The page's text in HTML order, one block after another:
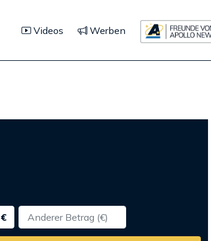
Videos Werben